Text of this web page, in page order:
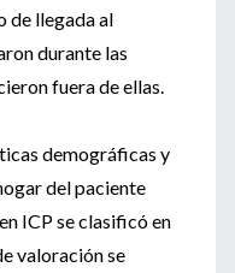
de llegada al
durante las
fuera de ellas.
demográficas y
del paciente
ICP se clasificó en
valoración se